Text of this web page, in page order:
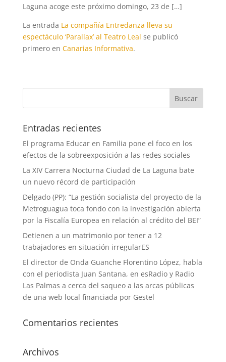
Laguna acoge este próximo domingo, 23 de […]
La entrada La compañía Entredanza lleva su
espectáculo ‘Parallax’ al Teatro Leal se publicó
primero en Canarias Informativa.
Entradas recientes
El programa Educar en Familia pone el foco en los
efectos de la sobreexposición a las redes sociales
La XIV Carrera Nocturna Ciudad de La Laguna bate
un nuevo récord de participación
Delgado (PP): “La gestión socialista del proyecto de la
Metroguagua toca fondo con la investigación abierta
por la Fiscalía Europea en relación al crédito del BEI”
Detienen a un matrimonio por tener a 12
trabajadores en situación irregularES
El director de Onda Guanche Florentino López, habla
con el periodista Juan Santana, en esRadio y Radio
Las Palmas a cerca del saqueo a las arcas públicas
de una web local financiada por Gestel
Comentarios recientes
Archivos